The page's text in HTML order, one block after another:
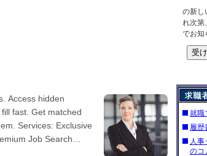
の新し
れ次第
でお知
就職
履歴
人事
のコ